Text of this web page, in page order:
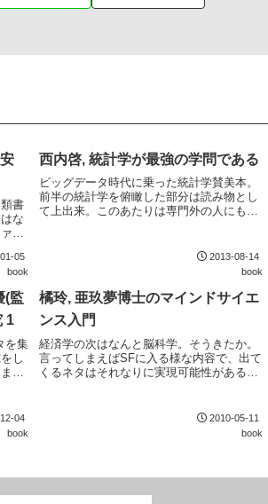
書
な
デ
05
book
西内啓, 統計学が最強の学問である
ビッグデータ時代に乗った統計学賛美本。
前半の統計学を俯瞰した部分は読み物とし
て上出来。このあたりは専門外の人にも楽
んだ人が、統計学の全体像を整理し直すに
2013-08-14
book
(監
1
を集
し
04
book
橘玲, 亜玖夢博士のマインドサイエ
ンス入門
経済学の次はなんと脳科学。そうきたか。
言ってしまえばSFに入る様な内容で、出て
くるネタはそれなりに実現可能性があるも
2010-05-11
book